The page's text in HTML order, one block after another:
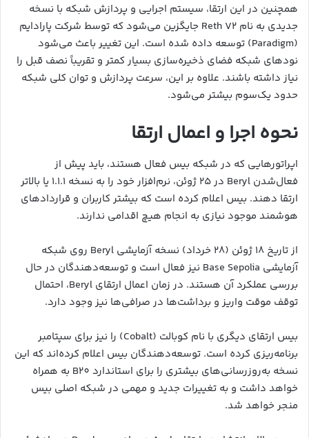
همچنین در این ارتقا، سیستم اجرایی و پردازش شبکه با نسخه
جدیدی به نام Reth V2 جایگزین می‌شود که توسط شرکت پارادایم
(Paradigm) توسعه داده شده است. این تغییر باعث می‌شود
نودهای شبکه فضای ذخیره‌سازی بسیار کمتر و تقریباً نصف قبل را
نیاز داشته باشند. علاوه بر این، سرعت پردازش و توان کلی شبکه
حدود یک‌سوم بیشتر می‌شود.
نحوه اجرا و اعمال ارتقا
اپراتورهایی که در شبکه بیس فعال هستند، باید پیش از
فعال‌شدن Beryl در ۲۵ ژوئن، نرم‌افزار خود را به نسخه ۱.۱.۱ یا بالاتر
ارتقا دهند. بیس اعلام کرده است که بیشتر کاربران و قراردادهای
هوشمند موجود نیازی به انجام هیچ اقدامی ندارند.
از تاریخ ۱۸ ژوئن (۲۸ خرداد) نسخه آزمایشی Beryl روی شبکه
آزمایشی Base Sepolia نیز فعال است و توسعه‌دهندگان در حال
بررسی عملکرد آن هستند. در زمان اعمال ارتقای Beryl، احتمال
توقف موقت واریز و برداشت‌ها در صرافی‌ها نیز وجود دارد.
بیس ارتقای دیگری با نام کوبالت (Cobalt) را نیز برای سپتامبر
برنامه‌ریزی کرده است. توسعه‌دهندگان بیس اعلام کرده‌اند که این
نسخه به‌روزرسانی‌های بیشتری را برای استاندارد B20 به همراه
خواهد داشت و به تغییرات جدید و مهمی در شبکه اصلی بیس
منجر خواهد شد.